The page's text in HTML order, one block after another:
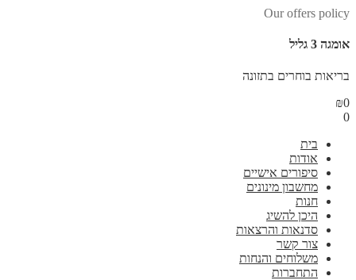
Our offers policy
אומגה 3 גליל
בריאות בוחרים בתזונה
₪0
0
בית
אודות
סיפורים אישיים
מחשבון מינונים
חנות
היכן להשיג
סדנאות והרצאות
צור קשר
משלוחים והנחות
התחברות